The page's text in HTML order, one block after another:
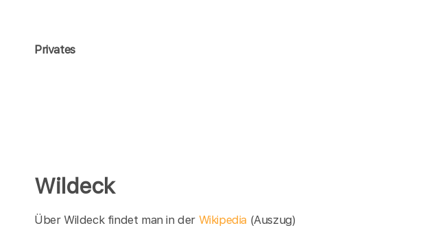
Privates
Wildeck
Über Wildeck findet man in der Wikipedia (Auszug)